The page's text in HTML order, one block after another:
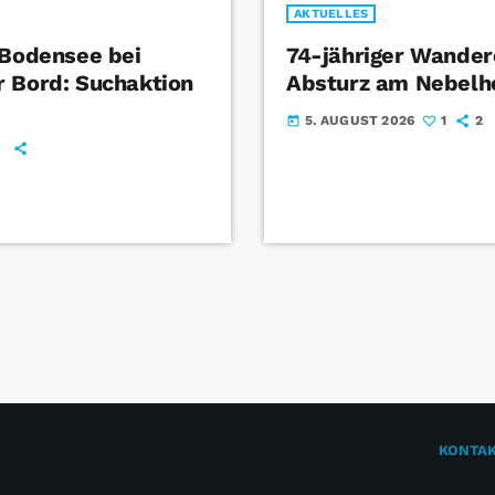
bei
Bord: Suchaktion
AKTUELLES
74-jähriger
Absturz am
today 5. AUGUST 2026 1 2